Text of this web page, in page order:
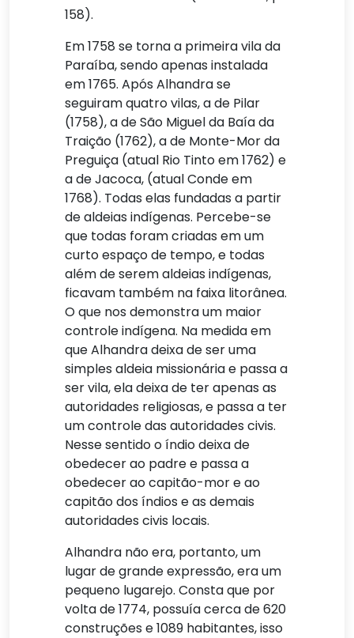
158).
Em 1758 se torna a primeira vila da
Paraíba, sendo apenas instalada
em 1765. Após Alhandra se
seguiram quatro vilas, a de Pilar
(1758), a de São Miguel da Baía da
Traição (1762), a de Monte-Mor da
Preguiça (atual Rio Tinto em 1762) e
a de Jacoca, (atual Conde em
1768). Todas elas fundadas a partir
de aldeias indígenas. Percebe-se
que todas foram criadas em um
curto espaço de tempo, e todas
além de serem aldeias indígenas,
ficavam também na faixa litorânea.
O que nos demonstra um maior
controle indígena. Na medida em
que Alhandra deixa de ser uma
simples aldeia missionária e passa a
ser vila, ela deixa de ter apenas as
autoridades religiosas, e passa a ter
um controle das autoridades civis.
Nesse sentido o índio deixa de
obedecer ao padre e passa a
obedecer ao capitão-mor e ao
capitão dos índios e as demais
autoridades civis locais.
Alhandra não era, portanto, um
lugar de grande expressão, era um
pequeno lugarejo. Consta que por
volta de 1774, possuía cerca de 620
construções e 1089 habitantes, isso